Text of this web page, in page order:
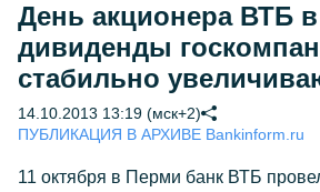
День акционера ВТБ
дивиденды
стабильно
14.10.2013 13:19 (мск+2)
ПУБЛИКАЦИЯ В АРХИВЕ Bankinform.ru
11 октября в Перми банк ВТБ